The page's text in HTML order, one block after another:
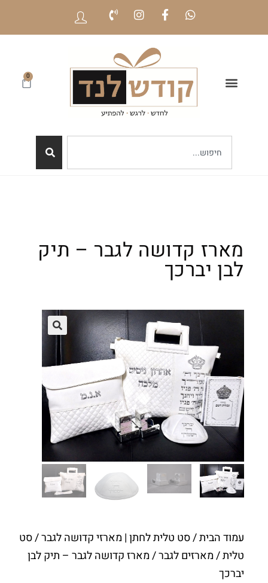
0
מארז קדושה לגבר – תיק
לבן יברכך
עמוד הבית/סט טלית לחתן | מארזי קדושה לגבר/סט
טלית / מארזים לגבר/ מארז קדושה לגבר – תיק לבן
יברכך